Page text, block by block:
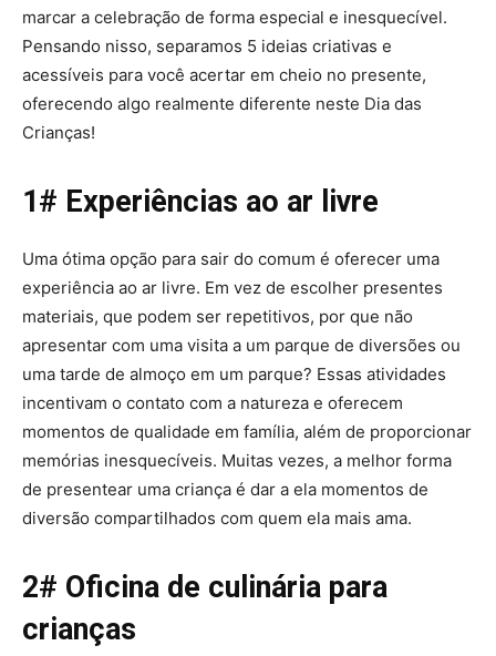
marcar a celebração de forma especial e inesquecível.
Pensando nisso, separamos 5 ideias criativas e
acessíveis para você acertar em cheio no presente,
oferecendo algo realmente diferente neste Dia das
Crianças!
1# Experiências ao ar livre
Uma ótima opção para sair do comum é oferecer uma
experiência ao ar livre. Em vez de escolher presentes
materiais, que podem ser repetitivos, por que não
apresentar com uma visita a um parque de diversões ou
uma tarde de almoço em um parque? Essas atividades
incentivam o contato com a natureza e oferecem
momentos de qualidade em família, além de proporcionar
memórias inesquecíveis. Muitas vezes, a melhor forma
de presentear uma criança é dar a ela momentos de
diversão compartilhados com quem ela mais ama.
2# Oficina de culinária para
crianças